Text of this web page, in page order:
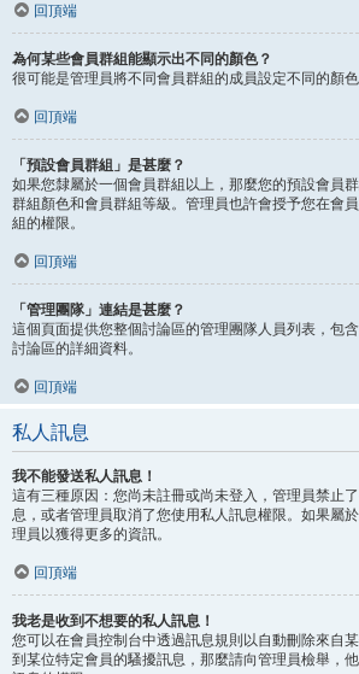
回頂端
為何某些會員群組能顯示出不同的顏色？
很可能是管理員將不同會員群組的成員設定不同的顏
回頂端
「預設會員群組」是甚麼？
如果您隸屬於一個會員群組以上，那麼您的預設會員
群組顏色和會員群組等級。管理員也許會授予您在會
組的權限。
回頂端
「管理團隊」連結是甚麼？
這個頁面提供您整個討論區的管理團隊人員列表，包
討論區的詳細資料。
回頂端
私人訊息
我不能發送私人訊息！
這有三種原因：您尚未註冊或尚未登入，管理員禁止
息，或者管理員取消了您使用私人訊息權限。如果屬
理員以獲得更多的資訊。
回頂端
我老是收到不想要的私人訊息！
您可以在會員控制台中透過訊息規則以自動刪除來自
到某位特定會員的騷擾訊息，那麼請向管理員檢舉，